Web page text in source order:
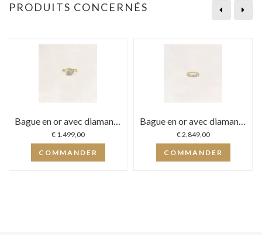
PRODUITS CONCERNÉS
Bague en or avec diamant...
€ 1.499,00
COMMANDER
Bague en or avec diamant...
€ 2.849,00
COMMANDER